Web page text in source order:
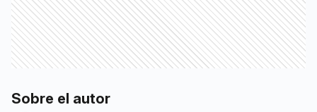
Sobre el autor